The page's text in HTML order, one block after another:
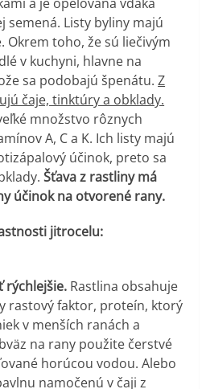
semená. Listy byliny majú
Okrem toho, že sú liečivým
v kuchyni, hlavne na
sa podobajú špenátu.Z
čaje, tinktúry a obklady.
množstvo rôznych
A, C a K. Ich listy majú
účinok, preto sa
Šťava z rastliny má
účinok na otvorené rany.
jitrocelu:
rýchlejšie. Rastlina obsahuje
rastový faktor, proteín, ktorý
v menších ranách a
na rany použite čerstvé
horúcou vodou. Alebo
namočenú v čaji z